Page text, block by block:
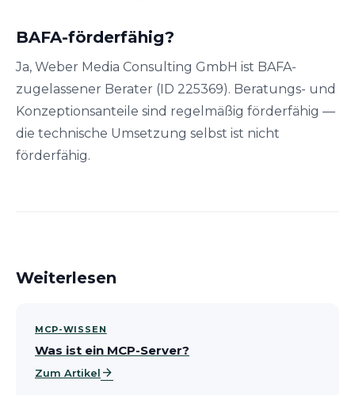
BAFA-förderfähig?
Ja, Weber Media Consulting GmbH ist BAFA-
zugelassener Berater (ID 225369). Beratungs- und
Konzeptionsanteile sind regelmäßig förderfähig —
die technische Umsetzung selbst ist nicht
förderfähig.
Weiterlesen
MCP-WISSEN
Was ist ein MCP-Server?
Zum Artikel arrow_forward